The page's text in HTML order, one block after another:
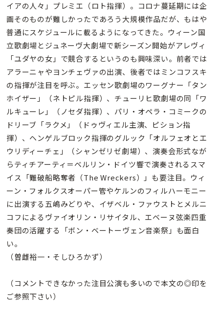
イアの人々」プレミエ（ロト指揮）。コロナ蔓延期には企
画そのものが難しかったであろう大規模作品だが、もはや
普通にスケジュールに載るようになってきた。ウィーン国
立歌劇場とジュネーヴ大劇場で新シーズン開始がアレヴィ
「ユダヤの女」で競合するというのも興味深い。前者では
アラーニャやヨンチェヴァの出演、後者ではミンコフスキ
の指揮が注目を呼ぶ。エッセン歌劇場のワーグナー「タン
ホイザー」（ネトピル指揮）、チューリヒ歌劇場の同「ワ
ルキューレ」（ノセダ指揮）、パリ・オペラ・コミークの
ドリーブ「ラクメ」（ドゥヴィエル主演、ピション指
揮）、ヘンゲルブロック指揮のグルック「オルフェオとエ
ウリディーチェ」（シャンゼリゼ劇場）、演奏会形式なが
らティチアーティ＝ベルリン・ドイツ響で演奏されるスマ
イス「難破船略奪者（The Wreckers）」も要注目。ウィ
ーン・フォルクスオーパー管やケルンのフィルハーモニー
に出演する五嶋みどりや、イザベル・ファウストとメルニ
コフによるヴァイオリン・リサイタル、エベーヌ弦楽四重
奏団の活躍する「ボン・ベートーヴェン音楽祭」も面白
い。
（曽雌裕一・そしひろかず）
（コメントできなかった注目公演も多いので本文の◎印を
ご参照下さい）